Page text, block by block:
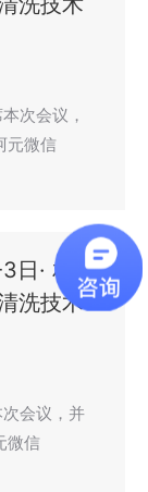
次会议，
元微信
日· 相约
洗技术
会议，并
微信